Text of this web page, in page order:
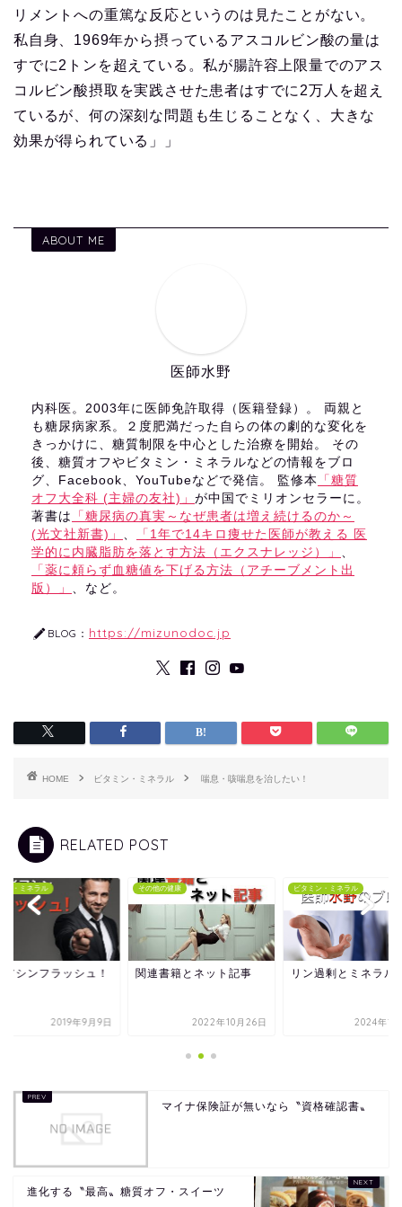
リメントへの重篤な反応というのは見たことがない。
私自身、1969年から摂っているアスコルビン酸の量は
すでに2トンを超えている。私が腸許容上限量でのアス
コルビン酸摂取を実践させた患者はすでに2万人を超え
ているが、何の深刻な問題も生じることなく、大きな
効果が得られている」」
ABOUT ME
医師水野
内科医。2003年に医師免許取得（医籍登録）。 両親と
も糖尿病家系。２度肥満だった自らの体の劇的な変化を
きっかけに、糖質制限を中心とした治療を開始。 その
後、糖質オフやビタミン・ミネラルなどの情報をブロ
グ、Facebook、YouTubeなどで発信。 監修本
「糖質
オフ大全科 (主婦の友社)」 が中国でミリオンセラーに。
著書は
「糖尿病の真実～なぜ患者は増え続けるのか～
(光文社新書)」 、
「1年で14キロ痩せた医師が教える 医
学的に内臓脂肪を落とす方法（エクスナレッジ）」 、
「薬に頼らず血糖値を下げる方法（アチーブメント出
版）」 、など。
BLOG： https://mizunodoc.jp
HOME ビタミン・ミネラル 喘息・咳喘息を治したい！
RELATED POST
ン・ミネラル
アシンフラッシュ！
2019年9月9日
その他の健康
関連書籍とネット記事
2022年10月26日
ビタミン・ミネラル
リン過剰とミネラル
2024年10
マイナ保険証が無いなら〝資格確認書〟
進化する〝最高〟糖質オフ・スイーツ